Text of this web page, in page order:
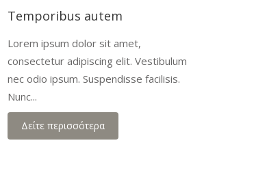
Temporibus autem
Lorem ipsum dolor sit amet,
consectetur adipiscing elit. Vestibulum
nec odio ipsum. Suspendisse facilisis.
Nunc...
Δείτε περισσότερα